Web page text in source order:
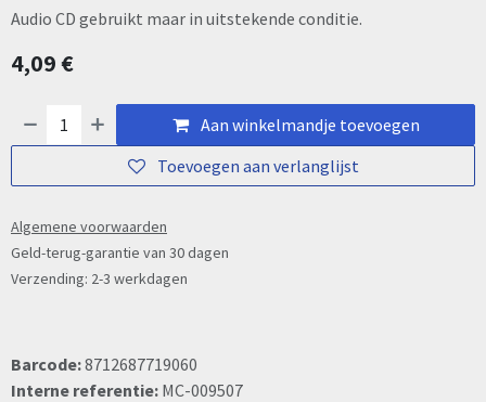
Audio CD gebruikt maar in uitstekende conditie.
4,09€
Aan winkelmandje toevoegen
Toevoegen aan verlanglijst
Algemene voorwaarden
Geld-terug-garantie van 30 dagen
Verzending: 2-3 werkdagen
Barcode:8712687719060
Interne referentie: MC-009507